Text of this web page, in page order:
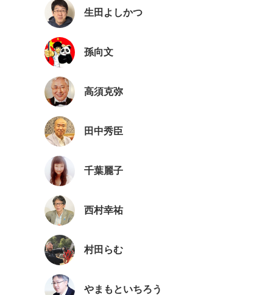
生田よしかつ
孫向文
高須克弥
田中秀臣
千葉麗子
西村幸祐
村田らむ
やまもといちろう